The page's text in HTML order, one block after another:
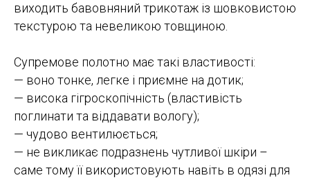
виходить бавовняний трикотаж із шовковистою
текстурою та невеликою товщиною.
Супремове полотно має такі властивості:
— воно тонке, легке і приємне на дотик;
— висока гігроскопічність (властивість
поглинати та віддавати вологу);
— чудово вентилюється;
— не викликає подразнень чутливої ​​шкіри –
саме тому її використовують навіть в одязі для